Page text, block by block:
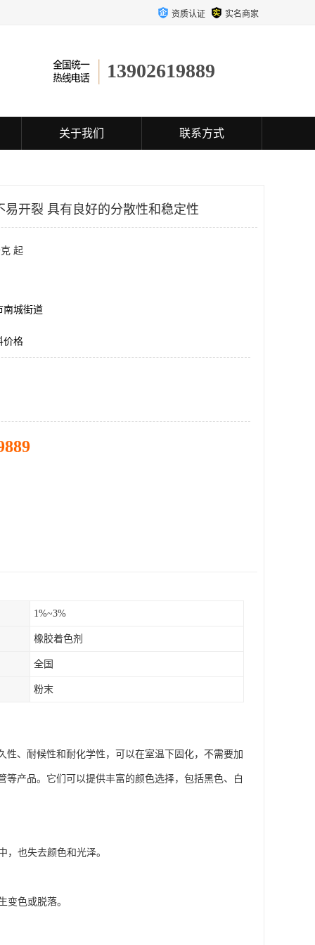
资质认证 实名商家
13902619889
关于我们 联系方式
易开裂 具有良好的分散性和稳定性
起
南城街道
价格
1%~3%
橡胶着色剂
全国
粉末
、耐候性和耐化学性，可以在室温下固化，不需要加
产品。它们可以提供丰富的颜色选择，包括黑色、白
也失去颜色和光泽。
变色或脱落。